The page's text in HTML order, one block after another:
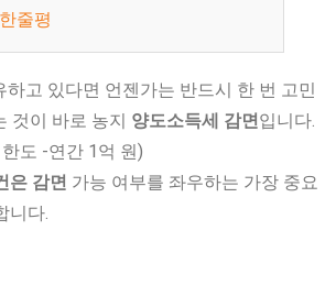
한줄평
하고 있다면 언젠가는 반드시 한 번 고민
것이 바로 농지 양도소득세 감면입니다.
도 -연간 1억 원)
은 감면 가능 여부를 좌우하는 가장 중요
니다.